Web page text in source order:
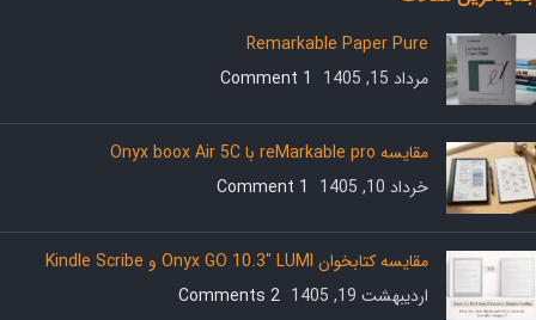
Remarkable Paper Pure
مرداد 15, 1405
1 Comment
مقایسه reMarkable pro با Onyx boox Air 5C
خرداد 10, 1405
1 Comment
مقایسه کتابخوان Onyx GO 10.3″ LUMI و Kindle Scribe
اردیبهشت 19, 1405
2 Comments